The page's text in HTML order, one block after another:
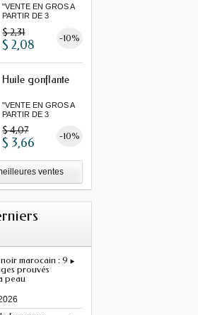
"VENTE EN GROS A
PARTIR DE 3
$ 2,31 -10%
$ 2,08
Huile gonflante
"VENTE EN GROS A
PARTIR DE 3
$ 4,07 -10%
$ 3,66
ventes
marocain : 9
prouvés
peau